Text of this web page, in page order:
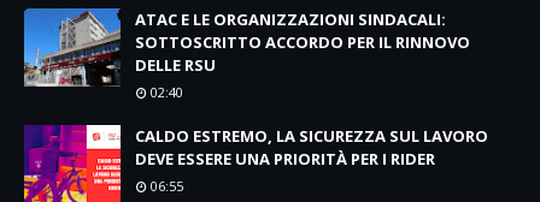
ATAC E LE ORGANIZZAZIONI SINDACALI:
SOTTOSCRITTO ACCORDO PER IL RINNOVO
DELLE RSU
02:40
CALDO ESTREMO, LA SICUREZZA SUL LAVORO
DEVE ESSERE UNA PRIORITÀ PER I RIDER
06:55